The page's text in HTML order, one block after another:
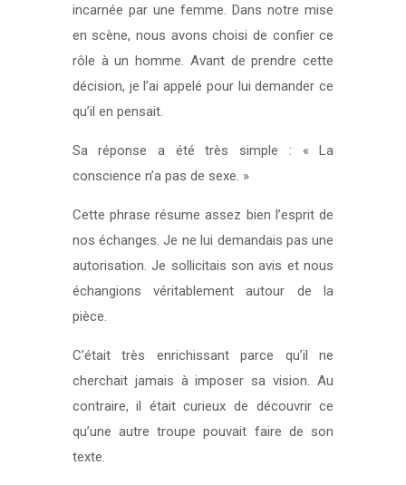
incarnée par une femme. Dans notre mise
en scène, nous avons choisi de confier ce
rôle à un homme. Avant de prendre cette
décision, je l’ai appelé pour lui demander ce
qu’il en pensait.
Sa réponse a été très simple : « La
conscience n’a pas de sexe. »
Cette phrase résume assez bien l’esprit de
nos échanges. Je ne lui demandais pas une
autorisation. Je sollicitais son avis et nous
échangions véritablement autour de la
pièce.
C’était très enrichissant parce qu’il ne
cherchait jamais à imposer sa vision. Au
contraire, il était curieux de découvrir ce
qu’une autre troupe pouvait faire de son
texte.